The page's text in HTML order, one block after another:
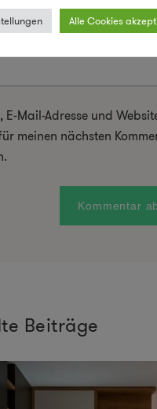
E-Mail-Adresse und
meinen nächsten
Beiträge
Alle Cookies